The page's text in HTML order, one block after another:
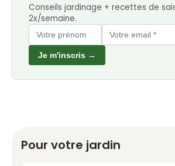
Conseils jardinage + recettes de
2x/semaine.
Je m'inscris →
Pour votre jardin